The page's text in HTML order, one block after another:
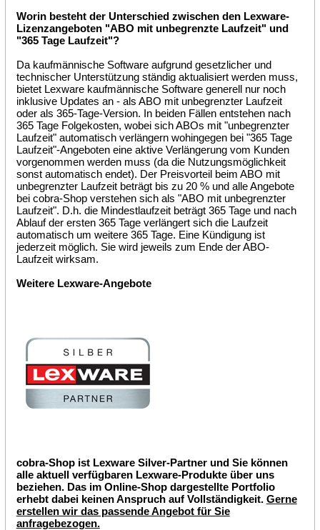
Worin besteht der Unterschied zwischen den Lexware-
Lizenzangeboten "ABO mit unbegrenzte Laufzeit" und
"365 Tage Laufzeit"?
Da kaufmännische Software aufgrund gesetzlicher und
technischer Unterstützung ständig aktualisiert werden muss,
bietet Lexware kaufmännische Software generell nur noch
inklusive Updates an - als ABO mit unbegrenzter Laufzeit
oder als 365-Tage-Version. In beiden Fällen entstehen nach
365 Tage Folgekosten, wobei sich ABOs mit "unbegrenzter
Laufzeit" automatisch verlängern wohingegen bei "365 Tage
Laufzeit"-Angeboten eine aktive Verlängerung vom Kunden
vorgenommen werden muss (da die Nutzungsmöglichkeit
sonst automatisch endet). Der Preisvorteil beim ABO mit
unbegrenzter Laufzeit beträgt bis zu 20 % und alle Angebote
bei cobra-Shop verstehen sich als "ABO mit unbegrenzter
Laufzeit". D.h. die Mindestlaufzeit beträgt 365 Tage und nach
Ablauf der ersten 365 Tage verlängert sich die Laufzeit
automatisch um weitere 365 Tage. Eine Kündigung ist
jederzeit möglich. Sie wird jeweils zum Ende der ABO-
Laufzeit wirksam.
Weitere Lexware-Angebote
cobra-Shop ist Lexware Silver-Partner und Sie können
alle aktuell verfügbaren Lexware-Produkte über uns
beziehen. Das im Online-Shop dargestellte Portfolio
erhebt dabei keinen Anspruch auf Vollständigkeit. Gerne
erstellen wir das passende Angebot für Sie
anfragebezogen.